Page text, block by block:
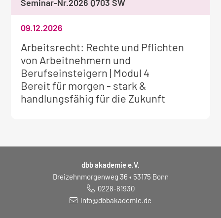
Weitere
Informationen
zum
Seminar:
Arbeitsrecht: Rechte und Pflichten
von Arbeitnehmern und
Berufseinsteigern | Modul 4
Bereit für morgen - stark &
handlungsfähig für die Zukunft
09.12.2026
Seminar-Nr.2026 Q703 SW
dbb akademie e.V.
Dreizehnmorgenweg 36 • 53175 Bonn
0228-81930
info@dbbakademie.de